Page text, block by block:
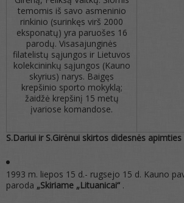
temomis iš savo asmeninio
rinkinio (surinkęs virš 2000
eksponatų) yra paruošes 16
parodų. Visasajunginės
filatelistų sąjungos ir Lietuvos
kolekcininkų sąjungos (Kauno
skyrius) narys. Baigęs
krepšinio sporto mokyklą;
žaidžė krepšinį 15 metų
įvariose komandose.
S.Dariui ir S.Girėnui skirtos didesnės
1993 m. liepos 15 d.- rugsejo 15 d. Kauno
paroda „Skiriame „Lituanicai“ .